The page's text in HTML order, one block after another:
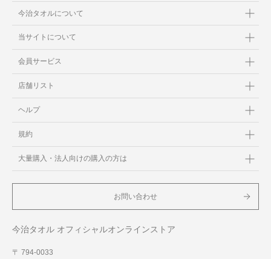
今治タオルについて
当サイトについて
会員サービス
店舗リスト
ヘルプ
規約
大量購入・法人向けの購入の方は
お問い合わせ
今治タオル オフィシャルオンラインストア
〒 794-0033